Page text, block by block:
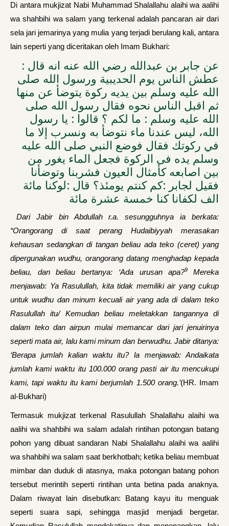
Di antara mukjizat Nabi Muhammad Shalallahu alaihi wa aalihi
wa shahbihi wa salam yang terkenal adalah pancaran air dari
sela jari jemarinya yang mulia yang terjadi berulang kali, antara
lain seperti yang diceritakan oleh Imam Bukhari:
عطش الناس يوم الحديبية ورسول الله صلى
الله عليه وسلم بين يديه ركوة يتوضأ عن منها
ثم اقبل الناس نحوه فقال رسول الله صلى
الله عليه وسلم : ما لكم ؟ قالوا : يا رسول
الله، ليس عندنا ماء نتوضأ به ونسرب إلا ما
في ركوتك فقال فوضع النبي صلى الله عليه
وسلم يده فى الركوة فجعل الماء يغور من
بين اصابعه كأمثال العيون فشربنا وتوضأنا
فقيل لجابر :كم كنتم يومئذ؟ قال :لوكنا مائة
الف لكفانا كنا خمسة عشرة مائة
Dari Jabir bin Abdullah r.a. sesungguhnya ia berkata:
“Orangorang di saat perang Hudaibiyyah merasakan
kehausan sedangkan di tangan beliau ada teko (ceret) yang
dipergunakan wudhu, orangorang datang menghadap kepada
beliau, dan beliau bertanya: ‘Ada urusan apa?9 Mereka
menjawab: Ya Rasulullah, kita tidak memiliki air yang cukup
untuk wudhu dan minum kecuali air yang ada di dalam teko
Rasulullah itu/ Kemudian beliau meletakkan tangannya di
dalam teko dan airpun mulai memancar dari jari jenuirinya
seperti mata air, lalu kami minum dan berwudhu. Jabir ditanya:
‘Berapa jumlah kalian waktu itu? la menjawab: Andaikata
jumlah kami waktu itu 100.000 orang pasti air itu mencukupi
kami, tapi waktu itu kami berjumlah 1.500 orang.’(HR. Imam
al-Bukhari)
Termasuk mukjizat terkenal Rasulullah Shalallahu alaihi wa
aalihi wa shahbihi wa salam adalah rintihan potongan batang
pohon yang dibuat sandaran Nabi Shalallahu alaihi wa aalihi
wa shahbihi wa salam saat berkhotbah; ketika beliau membuat
mimbar dan duduk di atasnya, maka potongan batang pohon
tersebut merintih seperti rintihan unta betina pada anaknya.
Dalam riwayat lain disebutkan: Batang kayu itu menguak
seperti suara sapi, sehingga masjid menjadi bergetar.